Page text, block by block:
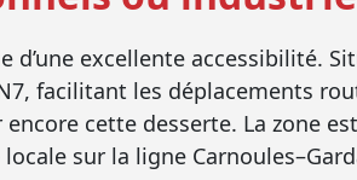
d’une excellente accessibilité.
facilitant les déplacements
cette desserte. La zone
sur la ligne